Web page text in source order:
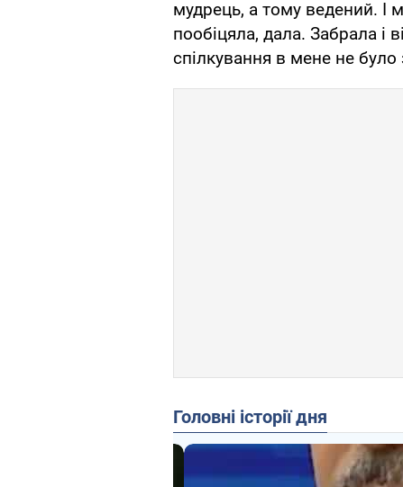
мудрець, а тому ведений. І
пообіцяла, дала. Забрала і
спілкування в мене не
Головні історії дня